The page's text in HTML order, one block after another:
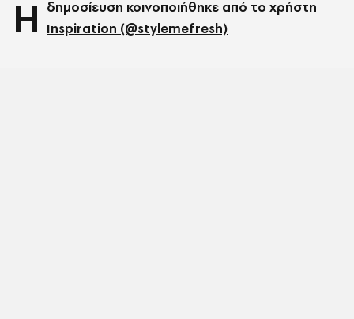
Η δημοσίευση κοινοποιήθηκε από το χρήστη
Inspiration (@stylemefresh)